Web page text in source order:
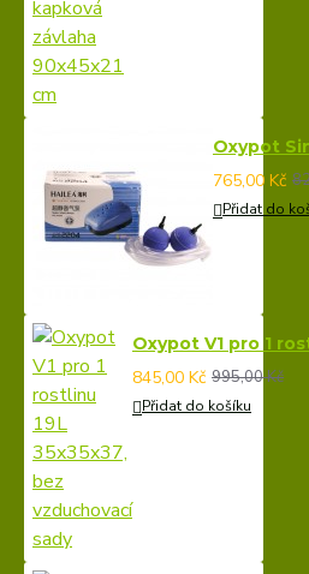
Oxypot
765,00 Kč
Přidat do
Oxypot V1 pro 1
845,00 Kč 995,00 Kč
Přidat do košíku